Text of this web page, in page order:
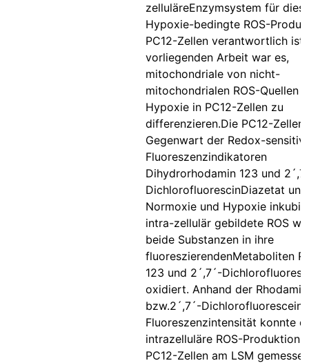
zelluläreEnzymsystem für
Hypoxie-bedingte ROS-
PC12-Zellen verantwortlich
vorliegenden Arbeit war es,
mitochondriale von nicht-
mitochondrialen ROS-Quellen
Hypoxie in PC12-Zellen zu
differenzieren.Die PC12-Zellen
Gegenwart der Redox-
Fluoreszenzindikatoren
Dihydrorhodamin 123 und
DichlorofluorescinDiazetat
Normoxie und Hypoxie
intra-zellulär gebildete ROS
beide Substanzen in ihre
fluoreszierendenMetaboliten
123 und 2´,7´-
oxidiert. Anhand der
bzw.2´,7´-Dichlorofluorescein-
Fluoreszenzintensität konnte
intrazelluläre ROS-Produktion
PC12-Zellen am LSM gemessen